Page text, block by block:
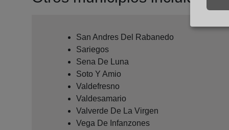
San Andres Del Rabanedo
Sariegos
Sena De Luna
Soto Y Amio
Valdefresno
Valdesamario
Valverde De La Virgen
Vega De Infanzones